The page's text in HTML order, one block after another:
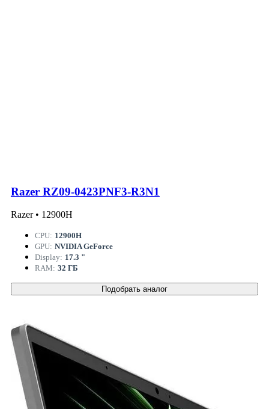
Razer RZ09-0423PNF3-R3N1
Razer • 12900H
CPU: 12900H
GPU: NVIDIA GeForce
Display: 17.3 "
RAM: 32 ГБ
Подобрать аналог